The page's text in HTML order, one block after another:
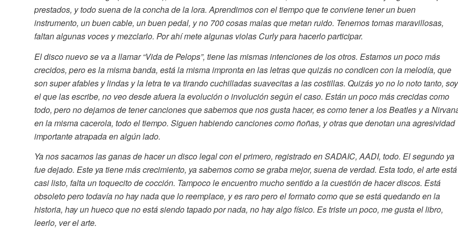
prestados, y todo suena de la concha de la lora. Aprendimos con el tiempo que te conviene tener un buen
instrumento, un buen cable, un buen pedal, y no 700 cosas malas que metan ruido. Tenemos tomas maravillosas,
faltan algunas voces y mezclarlo. Por ahí mete algunas violas Curly para hacerlo participar.
El disco nuevo se va a llamar “Vida de Pelops”, tiene las mismas intenciones de los otros. Estamos un poco más
crecidos, pero es la misma banda, está la misma impronta en las letras que quizás no condicen con la melodía, que
son super afables y lindas y la letra te va tirando cuchilladas suavecitas a las costillas. Quizás yo no lo noto tanto, soy
el que las escribe, no veo desde afuera la evolución o involución según el caso. Están un poco más crecidas como
todo, pero no dejamos de tener canciones que sabemos que nos gusta hacer, es como tener a los Beatles y a
en la misma cacerola, todo el tiempo. Siguen habiendo canciones como ñoñas, y otras que denotan una agresividad
importante atrapada en algún lado.
Ya nos sacamos las ganas de hacer un disco legal con el primero, registrado en SADAIC, AADI, todo. El segundo ya
fue dejado. Este ya tiene más crecimiento, ya sabemos como se graba mejor, suena de verdad. Esta todo, el arte está
casi listo, falta un toquecito de cocción. Tampoco le encuentro mucho sentido a la cuestión de hacer discos. Está
obsoleto pero todavía no hay nada que lo reemplace, y es raro pero el formato como que se está quedando en la
historia, hay un hueco que no está siendo tapado por nada, no hay algo físico. Es triste un poco, me gusta el libro,
leerlo, ver el arte.